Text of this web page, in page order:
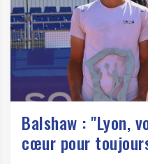
Balshaw : "Lyon,
cœur pour